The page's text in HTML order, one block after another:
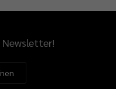
Newsletter!